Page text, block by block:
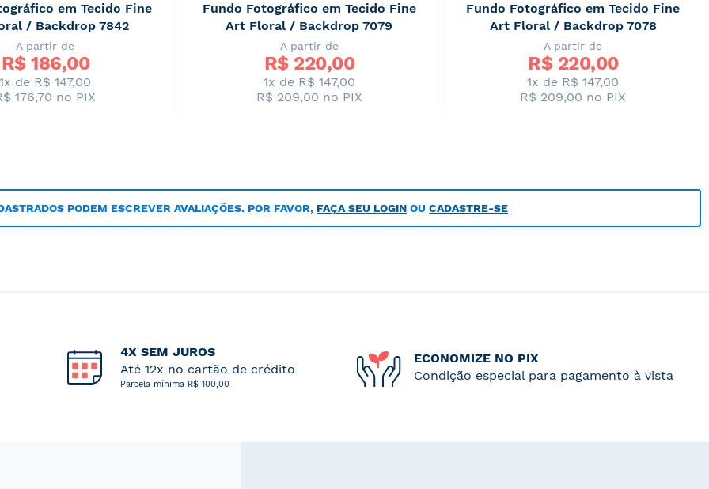
em Tecido Fine
/ Backdrop 7842
A partir de
R$ 186,00
1x de R$ 147,00
176,70 no PIX
Fundo Fotográfico em Tecido Fine
Art Floral / Backdrop 7079
A partir de
R$ 220,00
1x de R$ 147,00
R$ 209,00 no PIX
Fundo Fotográfico em Tecido Fine
Art Floral / Backdrop 7078
A partir de
R$ 220,00
1x de R$ 147,00
R$ 209,00 no PIX
PODEM ESCREVER AVALIAÇÕES. POR FAVOR, FAÇA SEU LOGIN OU CADASTRE-SE
4X SEM JUROS
Até 12x no cartão de crédito
Parcela mínima R$ 100,00
ECONOMIZE NO PIX
Condição especial para pagamento à vista